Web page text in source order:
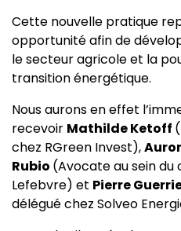
Cette nouvelle pratique
opportunité afin de
le secteur agricole et la
transition énergétique.
Nous aurons en effet
recevoir Mathilde Ketoff
chez RGreen Invest),
Rubio (Avocate au sein du
Lefebvre) et Pierre
délégué chez Solveo